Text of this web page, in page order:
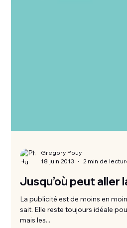
Gregory Pouy
2 min de lecture